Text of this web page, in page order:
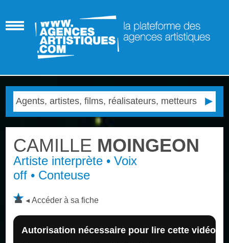
CAMILLE MOINGEON
Artiste interprète • Voix
off • Conteuse
Accéder à sa fiche
Autorisation nécessaire pour lire cette vidéo